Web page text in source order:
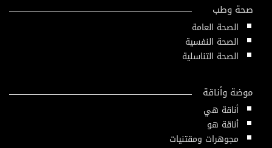
صحة وطب
الصحة العامة
الصحة النفسية
الصحة التناسلية
موضة وأناقة
أناقة هي
أناقة هو
مجوهرات ومقتنيات